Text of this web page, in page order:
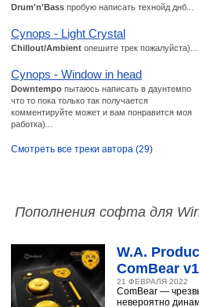
Drum'n'Bass пробую написать технойд днб...
Cynops - Light Crystal
Chillout/Ambient опешите трек пожалуйста)...
Cynops - Window in head
Downtempo пытаюсь написать в даунтемпо
что то пока только так получается
комментируйте может и вам понравится моя
работка)...
Смотреть все треки автора (29)
Пополнения софта для
W.A.
ComBear
21 ФЕВРАЛЯ 2022
ComBear —
невероятно